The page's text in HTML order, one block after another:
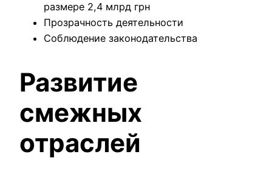
размере 2,4 млрд грн
Прозрачность деятельности
Соблюдение законодательства
Развитие
смежных
отраслей